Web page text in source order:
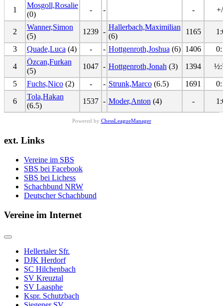
1
Mosgoll,Rosalie
(0)
- - -
2
Wanner,Simon
(5)
1239 -
Hallerbach,Maximilian
(6)
1165
3 Quade,Luca (4) - - Hottgenroth,Joshua (6) 1406
4
Özcan,Furkan
(5)
1047 - Hottgenroth,Jonah (3) 1394
5 Fuchs,Nico(2) - - Strunk,Marco(6.5) 1691
6
Tola,Hakan
(6.5)
1537 - Moder,Anton (4) -
Powered by ChessLeagueManager
ext. Links
Vereine im SBS
SBS bei Facebook
SBS bei Lichess
Schachbund NRW
Deutscher Schachbund
Vereine im Internet
Hellertaler Sfr.
DJK Herdorf
SC Hilchenbach
SV Kreuztal
SV Laasphe
Kspr. Schutzbach